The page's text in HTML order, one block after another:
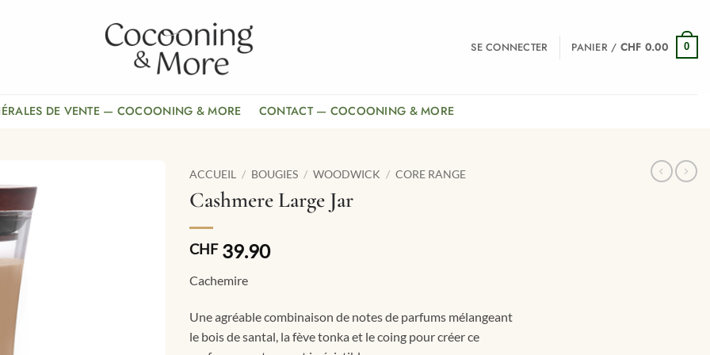
SE CONNECTER PANIER / CHF 0.00 0
DE VENTE — COCOONING & MORE CONTACT — COCOONING & MORE
ACCUEIL / BOUGIES / WOODWICK / CORE RANGE
Cashmere Large Jar
CHF39.90
Cachemire
Une agréable combinaison de notes de parfums mélangeant
le bois de santal, la fève tonka et le coing pour créer ce